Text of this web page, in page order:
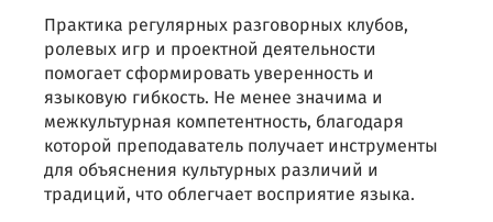
Практика регулярных разговорных клубов,
ролевых игр и проектной деятельности
помогает сформировать уверенность и
языковую гибкость. Не менее значима и
межкультурная компетентность, благодаря
которой преподаватель получает инструменты
для объяснения культурных различий и
традиций, что облегчает восприятие языка.